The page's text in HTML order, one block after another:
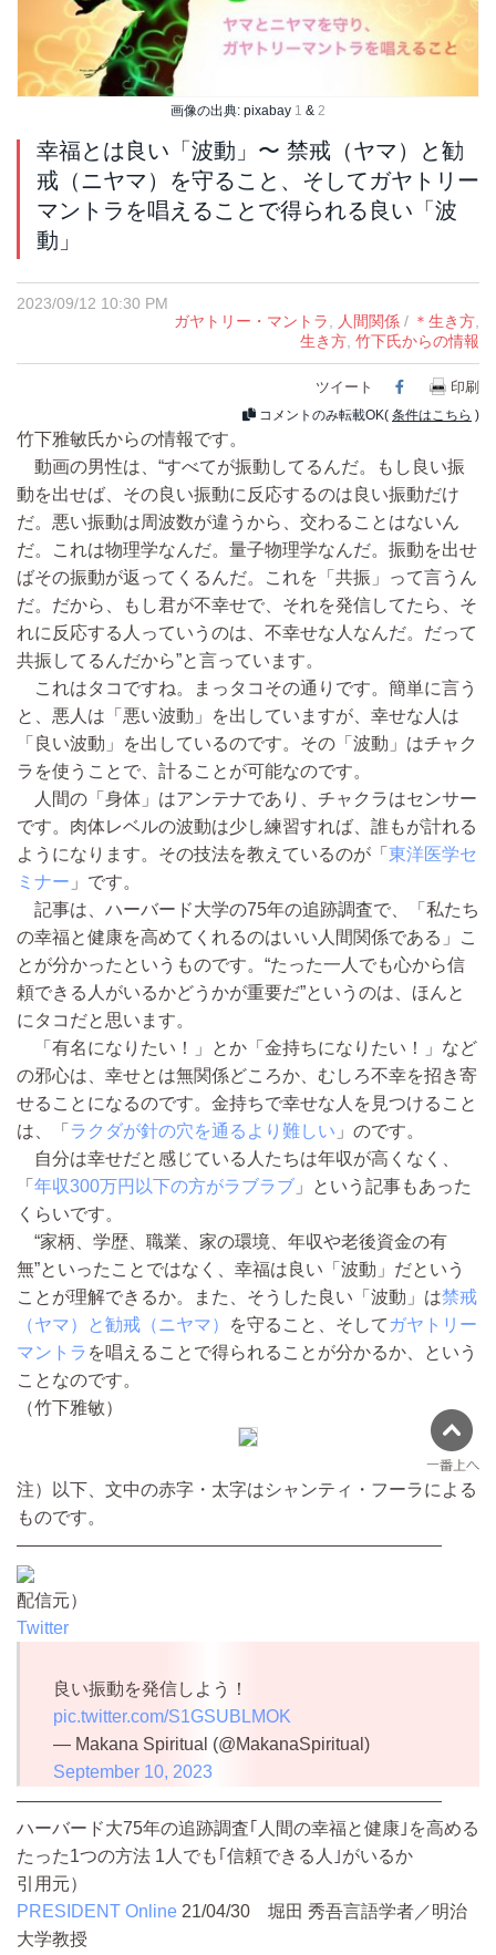
画像の出典: pixabay 1 & 2
幸福とは良い「波動」〜 禁戒（ヤマ）と勧
戒（ニヤマ）を守ること、そしてガヤトリー
マントラを唱えることで得られる良い「波
動」
2023/09/12 10:30 PM
ガヤトリー・マントラ
人間関係 / ＊生き方
生き方 竹下氏からの情報
ツイート Facebook
印刷
コメントのみ転載OK( 条件はこちら )
竹下雅敏氏からの情報です。
動画の男性は、“すべてが振動してるんだ。もし良い振
動を出せば、その良い振動に反応するのは良い振動だけ
だ。悪い振動は周波数が違うから、交わることはないん
だ。これは物理学なんだ。量子物理学なんだ。振動を出せ
ばその振動が返ってくるんだ。これを「共振」って言うん
だ。だから、もし君が不幸せで、それを発信してたら、そ
れに反応する人っていうのは、不幸せな人なんだ。だって
共振してるんだから”と言っています。
これはタコですね。まっタコその通りです。簡単に言う
と、悪人は「悪い波動」を出していますが、幸せな人は
「良い波動」を出しているのです。その「波動」はチャク
ラを使うことで、計ることが可能なのです。
人間の「身体」はアンテナであり、チャクラはセンサー
です。肉体レベルの波動は少し練習すれば、誰もが計れる
ようになります。その技法を教えているのが「 東洋医学セ
ミナー 」です。
記事は、ハーバード大学の75年の追跡調査で、「私たち
の幸福と健康を高めてくれるのはいい人間関係である」こ
とが分かったというものです。“たった一人でも心から信
頼できる人がいるかどうかが重要だ”というのは、ほんと
にタコだと思います。
「有名になりたい！」とか「金持ちになりたい！」など
の邪心は、幸せとは無関係どころか、むしろ不幸を招き寄
せることになるのです。金持ちで幸せな人を見つけること
は、「 ラクダが針の穴を通るより難しい 」のです。
自分は幸せだと感じている人たちは年収が高くなく、
「 年収300万円以下の方がラブラブ 」という記事もあった
くらいです。
“家柄、学歴、職業、家の環境、年収や老後資金の有
無”といったことではなく、幸福は良い「波動」だという
ことが理解できるか。また、そうした良い「波動」は禁戒
（ヤマ）と勧戒（ニヤマ）
を守ること、そして ガヤトリー
マントラ を唱えることで得られることが分かるか、という
ことなのです。
（竹下雅敏）
注）以下、文中の赤字・太字はシャンティ・フーラによる
ものです。
————————————————————————
配信元）
Twitter
良い振動を発信しよう！
pic.twitter.com/S1GSUBLMOK
— Makana Spiritual (@MakanaSpiritual)
September 10, 2023
————————————————————————
ハーバード大75年の追跡調査｢人間の幸福と健康｣を高める
たった1つの方法 1人でも｢信頼できる人｣がいるか
引用元）
PRESIDENT Online 21/04/30 堀田 秀吾言語学者／明治
大学教授